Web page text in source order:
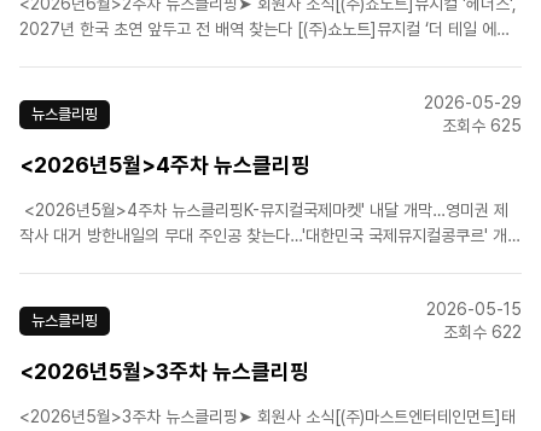
2027년 한국 초연 앞두고 전 배역 찾는다 [(주)쇼노트]뮤지컬 ‘더 테일 에이
뉴스클리핑
2026-05-29
조회수 625
<2026년5월>4주차 뉴스클리핑
<2026년5월>4주차 뉴스클리핑K-뮤지컬국제마켓' 내달 개막…영미권 제
작사 대거 방한내일의 무대 주인공 찾는다…'대한민국 국제뮤지컬콩쿠르' 개
들.....
뉴스클리핑
2026-05-15
조회수 622
<2026년5월>3주차 뉴스클리핑
<2026년5월>3주차 뉴스클리핑➤ 회원사 소식[(주)마스트엔터테인먼트]태